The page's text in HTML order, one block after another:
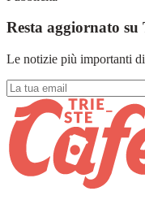
Resta aggiornato su
Le notizie più importanti